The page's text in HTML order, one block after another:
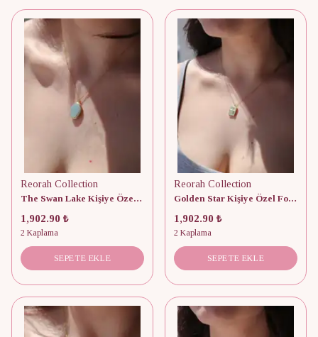
Reorah Collection
The Swan Lake Kişiye Özel Fotoğraflı Kapaklı 925 Gümüş Kolye
1,902.90 ₺
2 Kaplama
SEPETE EKLE
Reorah Collection
Golden Star Kişiye Özel Fotoğraflı Kapaklı 925 Gümüş Kolye
1,902.90 ₺
2 Kaplama
SEPETE EKLE